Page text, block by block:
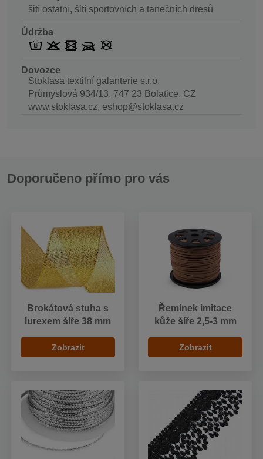
šití ostatní, šití sportovních a tanečních dresů
Údržba
Dovozce
Stoklasa textilní galanterie s.r.o.
Průmyslová 934/13, 747 23 Bolatice, CZ
www.stoklasa.cz, eshop@stoklasa.cz
Doporučeno přímo pro vás
Brokátová stuha s
lurexem šíře 38 mm
Zobrazit
Řemínek imitace
kůže šíře 2,5-3 mm
Zobrazit